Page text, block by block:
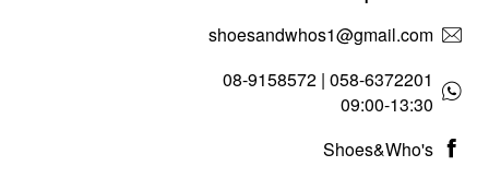
shoesandwhos1@gmail.com
058-6372201 | 08-9158572
09:00-13:30
Shoes&Who's